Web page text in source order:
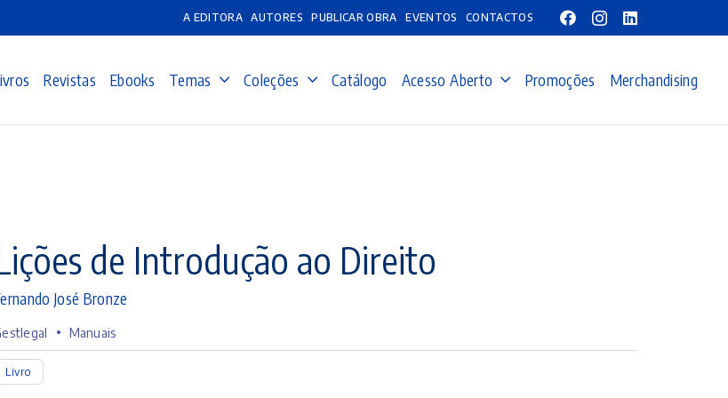
A EDITORA AUTORES PUBLICAR OBRA EVENTOS CONTACTOS
Revistas Ebooks Temas Coleções Catálogo Acesso Aberto Promoções Merchandising
de Introdução ao Direito
José Bronze
• Manuais
Livro